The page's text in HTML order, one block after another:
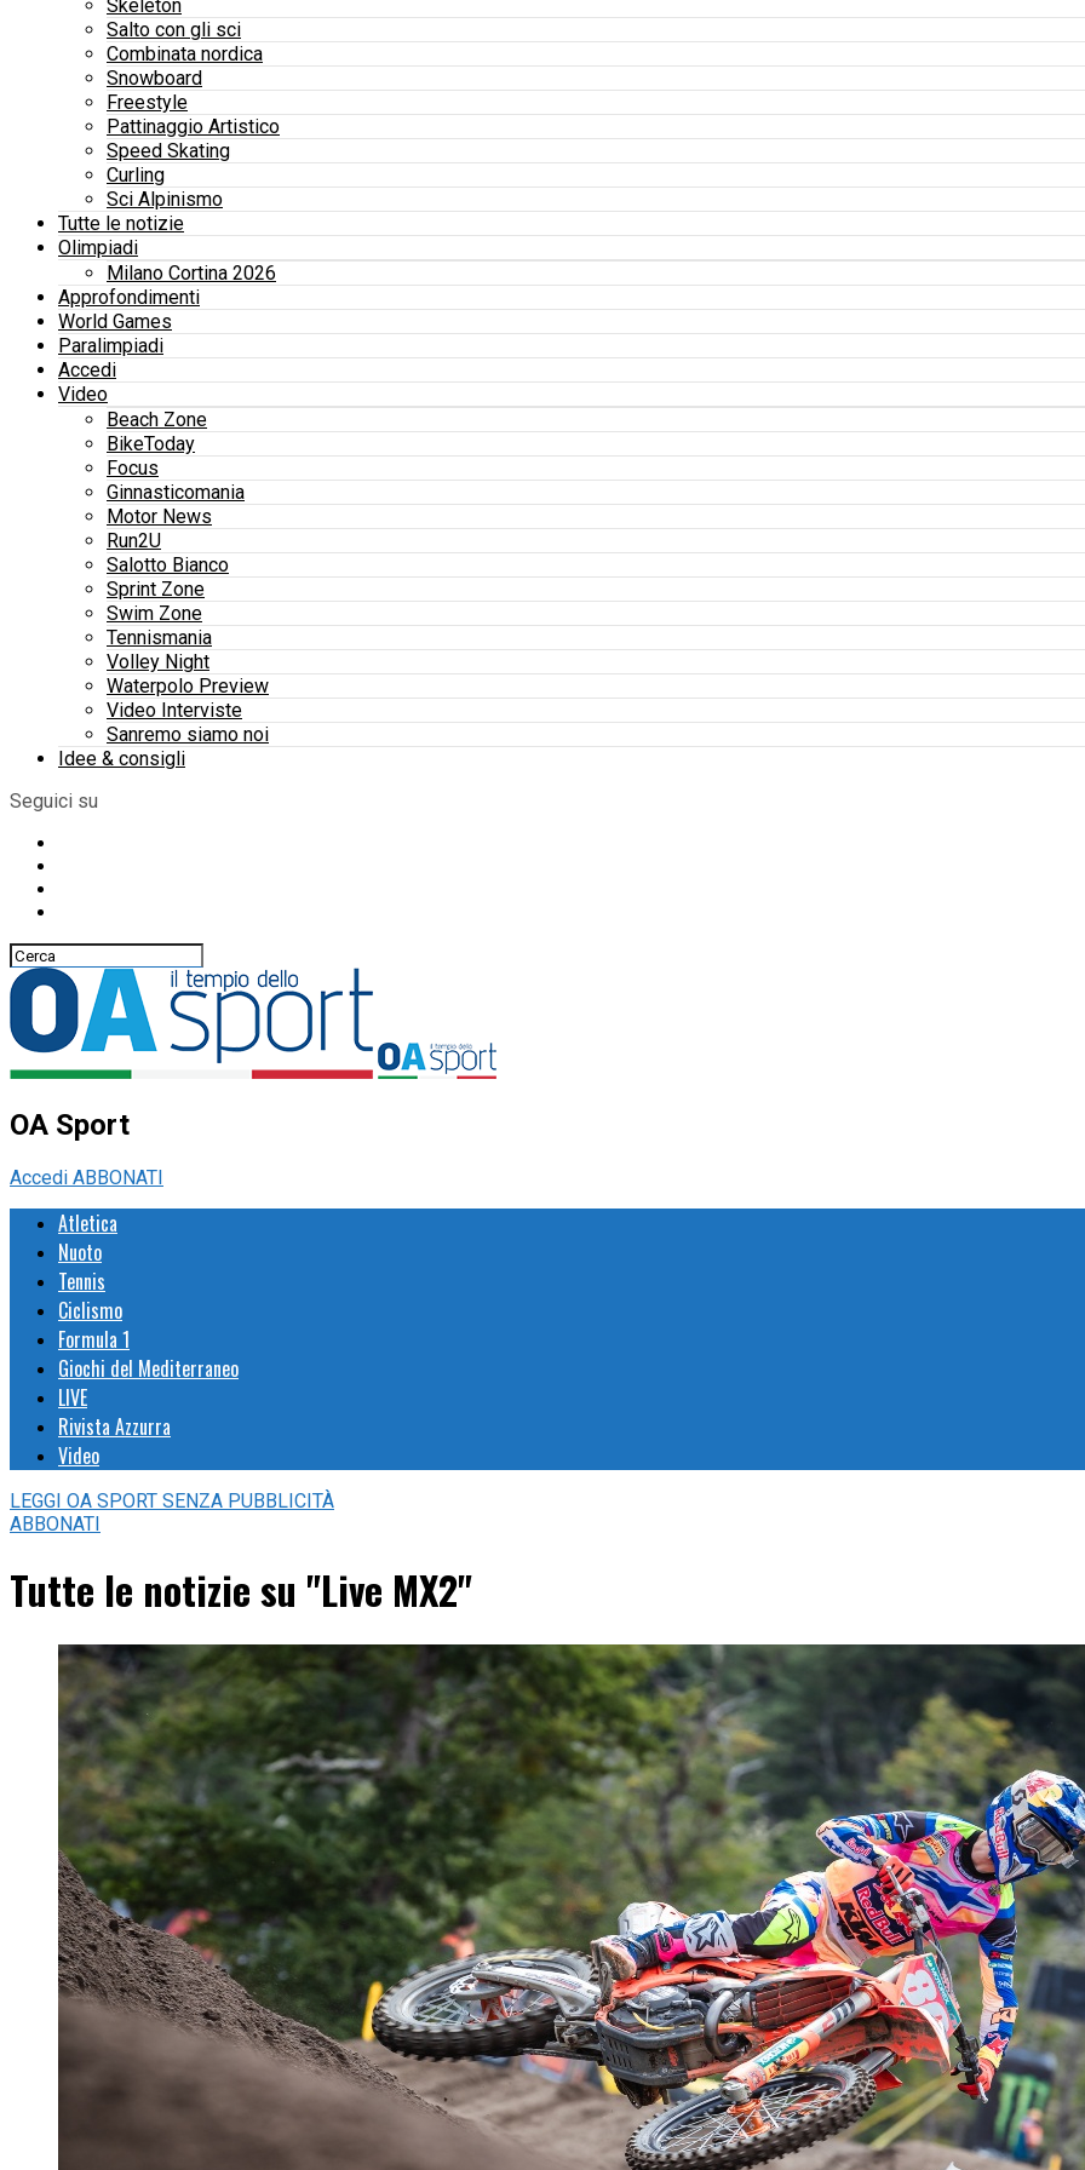
Skeleton
Salto con gli sci
Combinata nordica
Snowboard
Freestyle
Pattinaggio Artistico
Speed Skating
Curling
Sci Alpinismo
Tutte le notizie
Olimpiadi
Milano Cortina 2026
Approfondimenti
World Games
Paralimpiadi
Accedi
Video
Beach Zone
BikeToday
Focus
Ginnasticomania
Motor News
Run2U
Salotto Bianco
Sprint Zone
Swim Zone
Tennismania
Volley Night
Waterpolo Preview
Video Interviste
Sanremo siamo noi
Idee & consigli
Seguici su
OA Sport
Accedi ABBONATI
Atletica
Nuoto
Tennis
Ciclismo
Formula 1
Giochi del Mediterraneo
LIVE
Rivista Azzurra
Video
LEGGI OA SPORT SENZA PUBBLICITÀ
ABBONATI
Tutte le notizie su "Live MX2"